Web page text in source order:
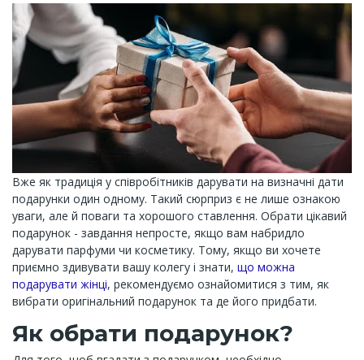
Вже як традиція у співробітників дарувати на визначні дати
подарунки один одному. Такий сюрприз є не лише ознакою
уваги, але й поваги та хорошого ставлення. Обрати цікавий
подарунок - завдання непросте, якщо вам набридло
дарувати парфуми чи косметику. Тому, якщо ви хочете
приємно здивувати вашу колегу і знати, що можна
подарувати жінці, рекомендуємо ознайомитися з тим, як
вибрати оригінальний подарунок та де його придбати.
Як обрати подарунок?